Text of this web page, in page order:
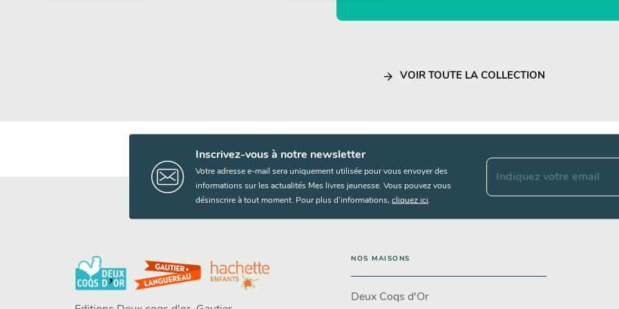
arrow_forward VOIR TOUTE LA COLLECTION
Inscrivez-vous à notre newsletter
Votre adresse e-mail sera uniquement utilisée pour vous envoyer des
informations sur les actualités Mes livres jeunesse. Vous pouvez vous
désinscrire à tout moment. Pour plus d’informations, cliquez ici.
Indiquez votre email
NOS MAISONS
Deux Coqs d'Or